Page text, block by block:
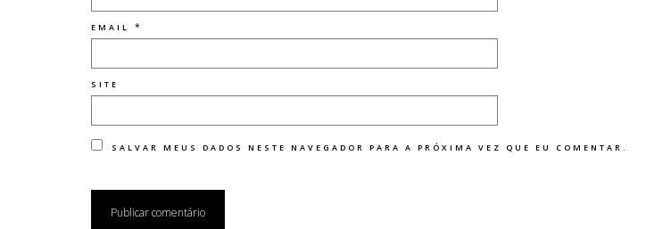
EMAIL *
SITE
SALVAR MEUS DADOS NESTE NAVEGADOR PARA A PRÓXIMA VEZ QUE EU COMENTAR.